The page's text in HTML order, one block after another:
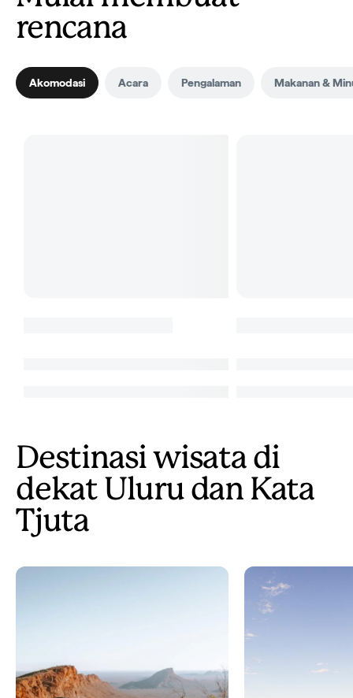
rencana
Akomodasi Acara Pengalaman Makanan &
Destinasi wisata di
dekat Uluru dan Kata
Tjuta